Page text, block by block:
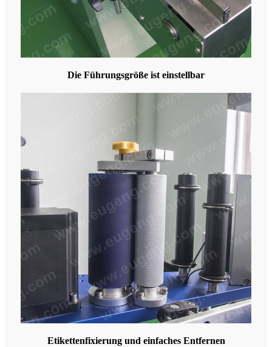
Die Führungsgröße ist einstellbar
Etikettenfixierung und einfaches Entfernen